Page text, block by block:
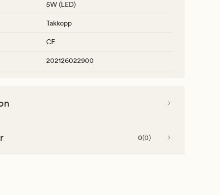
5W (LED)
Takkopp
CE
202126022900
0(0)